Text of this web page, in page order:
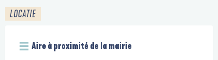
LOCATIE
Aire à proximité de la mairie